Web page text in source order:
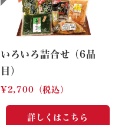
いろいろ詰合せ（6品
目）
¥2,700（税込）
詳しくはこちら